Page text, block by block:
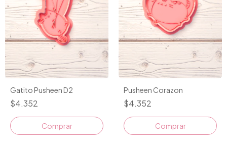
Gatito Pusheen D2
$4.352
Comprar
Pusheen Corazon
$4.352
Comprar